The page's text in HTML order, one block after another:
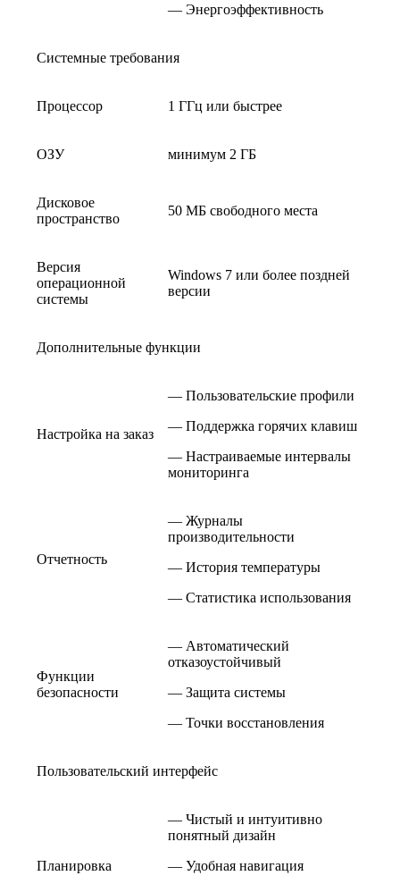
— Энергоэффективность
Системные требования
Процессор 1 ГГц или быстрее
ОЗУ минимум 2 ГБ
Дисковое
пространство
50 МБ свободного места
Версия
операционной
системы
Windows 7 или более поздней
версии
Дополнительные функции
Настройка на заказ
— Пользовательские профили
— Поддержка горячих клавиш
— Настраиваемые интервалы
мониторинга
Отчетность
— Журналы
производительности
— История температуры
— Статистика использования
Функции
безопасности
— Автоматический
отказоустойчивый
— Защита системы
— Точки восстановления
Пользовательский интерфейс
Планировка
— Чистый и интуитивно
понятный дизайн
— Удобная навигация